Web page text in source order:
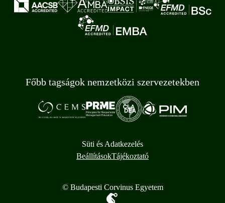
Főbb tagságok nemzetközi szervezetekben
Süti és Adatkezelés
BeállításokTájékoztató
© Budapesti Corvinus Egyetem